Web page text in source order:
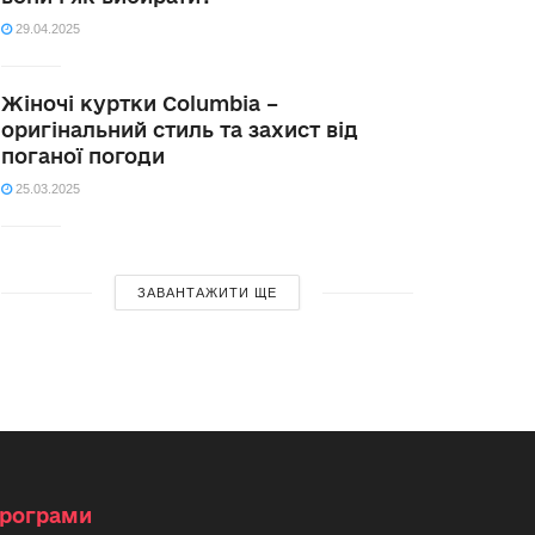
29.04.2025
Жіночі куртки Columbia –
оригінальний стиль та захист від
поганої погоди
25.03.2025
ЗАВАНТАЖИТИ ЩЕ